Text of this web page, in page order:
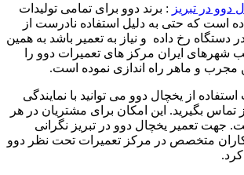
دوو در تبریز : برند دوو برای تمامی تولیدات
است که حتی به دلیل استفاده نادرست از
دستگاه رخ داده و نیاز به تعمیر باشد به همین
شهرهای ایران مرکز های تعمیرات دوو را
و ماهر راه اندازی نموده است.
از یخچال دوو می توانید با نمایندگی
تماس بگیرید. این امکان برای مشتریان در هر
جهت تعمیر یخچال دوو در تبریز نگرانی
متخصص در مرکز تعمیرات تحت نظر دوو